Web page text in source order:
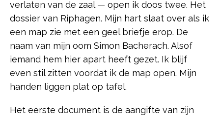
verlaten van de zaal — open ik doos twee. Het
dossier van Riphagen. Mijn hart slaat over als ik
een map zie met een geel briefje erop. De
naam van mijn oom Simon Bacherach. Alsof
iemand hem hier apart heeft gezet. Ik blijf
even stil zitten voordat ik de map open. Mijn
handen liggen plat op tafel.
Het eerste document is de aangifte van zijn